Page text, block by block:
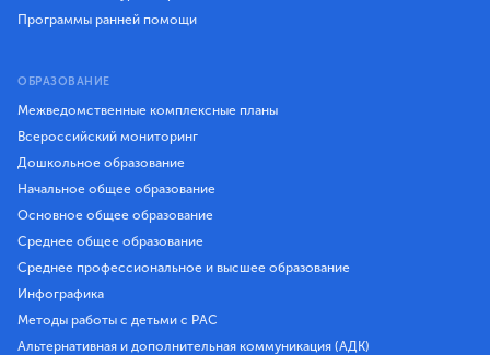
Программы ранней помощи
ОБРАЗОВАНИЕ
Межведомственные комплексные планы
Всероссийский мониторинг
Дошкольное образование
Начальное общее образование
Основное общее образование
Среднее общее образование
Среднее профессиональное и высшее образование
Инфографика
Методы работы с детьми с РАС
Альтернативная и дополнительная коммуникация (АДК)